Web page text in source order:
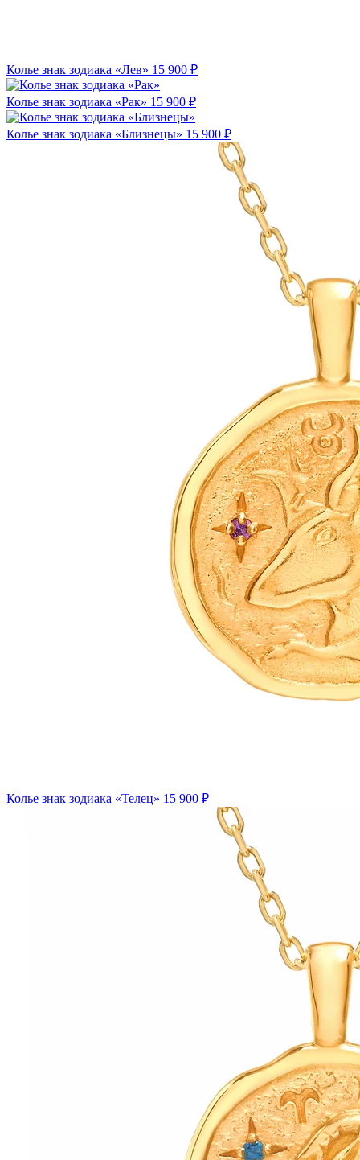
Колье знак зодиака «Лев» 15 900 ₽
Колье знак зодиака «Рак» 15 900 ₽
Колье знак зодиака «Близнецы» 15 900 ₽
Колье знак зодиака «Телец» 15 900 ₽